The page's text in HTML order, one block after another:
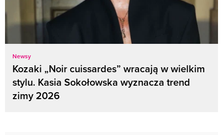
Newsy
Kozaki „Noir cuissardes” wracają w wielkim
stylu. Kasia Sokołowska wyznacza trend
zimy 2026